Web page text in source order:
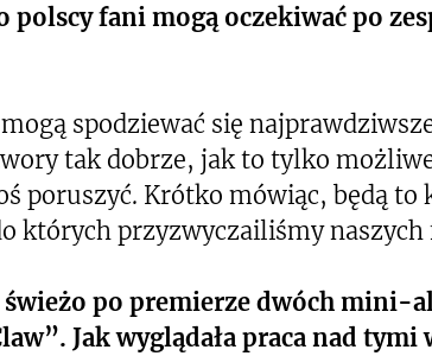
polscy fani mogą oczekiwać po
spodziewać się
tak dobrze, jak to tylko
poruszyć. Krótko mówiąc, będą to
których przyzwyczailiśmy naszych
świeżo po premierze dwóch mini-
Jak wyglądała praca nad